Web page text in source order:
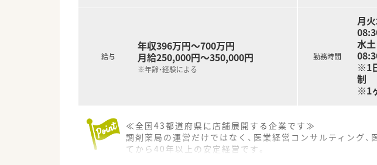
給与
年収396万円～700万円
月給250,000円～350,000円
※年齢・経験による
勤務時間
月
水
※1
制
※1
≪全国43都道府県に店舗展開する企業です≫
調剤薬局の運営だけではなく、医業経営コンサルティング
てから40年以上の安定経営です。